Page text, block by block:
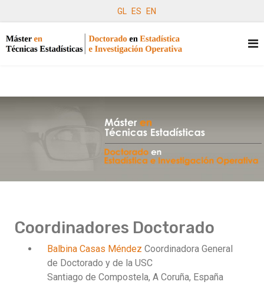
GL ES EN
Coordinadores Doctorado
Balbina Casas Méndez Coordinadora General
de Doctorado y de la USC
Santiago de Compostela, A Coruña, España